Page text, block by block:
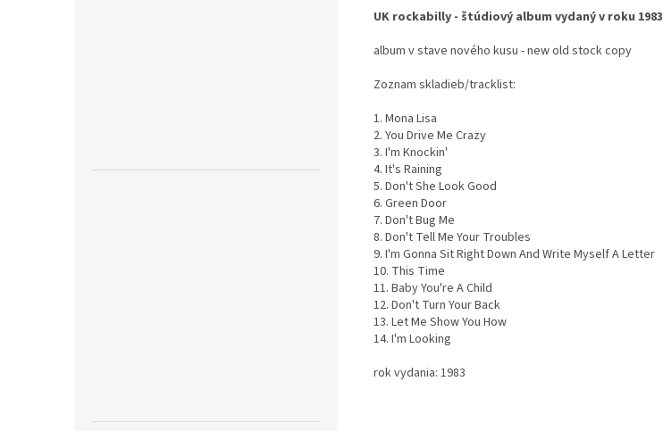
UK rockabilly - štúdiový album vydaný v roku 1983
album v stave nového kusu - new old stock copy
Zoznam skladieb/tracklist:
1. Mona Lisa
2. You Drive Me Crazy
3. I'm Knockin'
4. It's Raining
5. Don't She Look Good
6. Green Door
7. Don't Bug Me
8. Don't Tell Me Your Troubles
9. I'm Gonna Sit Right Down And Write Myself A Letter
10. This Time
11. Baby You're A Child
12. Don't Turn Your Back
13. Let Me Show You How
14. I'm Looking
rok vydania: 1983